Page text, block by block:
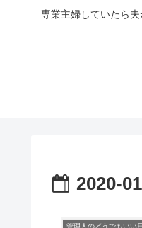
専業主婦していたら
2020-01
管理人のどうでもいい